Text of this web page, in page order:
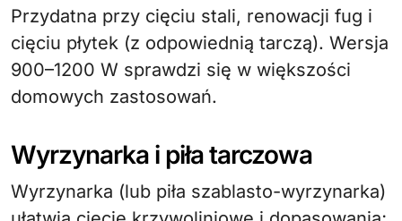
Przydatna przy cięciu stali, renowacji fug i
cięciu płytek (z odpowiednią tarczą). Wersja
900–1200 W sprawdzi się w większości
domowych zastosowań.
Wyrzynarka i piła tarczowa
Wyrzynarka (lub piła szablasto-wyrzynarka)